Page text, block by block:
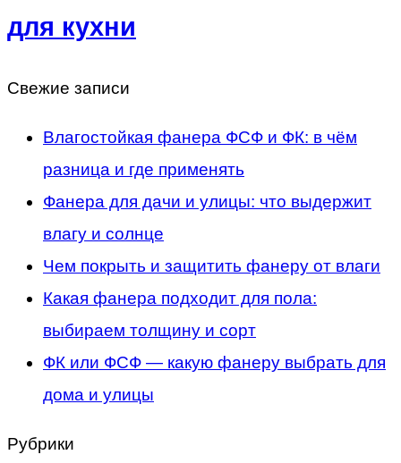
для кухни
Свежие записи
Влагостойкая фанера ФСФ и ФК: в чём
разница и где применять
Фанера для дачи и улицы: что выдержит
влагу и солнце
Чем покрыть и защитить фанеру от влаги
Какая фанера подходит для пола:
выбираем толщину и сорт
ФК или ФСФ — какую фанеру выбрать для
дома и улицы
Рубрики